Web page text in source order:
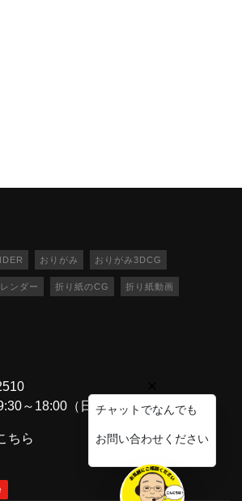
チャットでなんでも
お問い合わせください
おりがみ おりがみ3DCG
ンダー 折り紙のCG 折り紙動画
～18:00（日・祝休業）
ちら